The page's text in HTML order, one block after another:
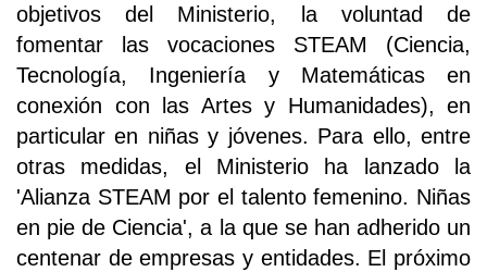
objetivos del Ministerio, la voluntad de
fomentar las vocaciones STEAM (Ciencia,
Tecnología, Ingeniería y Matemáticas en
conexión con las Artes y Humanidades), en
particular en niñas y jóvenes. Para ello, entre
otras medidas, el Ministerio ha lanzado la
'Alianza STEAM por el talento femenino. Niñas
en pie de Ciencia', a la que se han adherido un
centenar de empresas y entidades. El próximo